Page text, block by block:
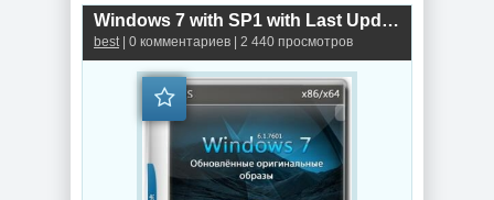
Windows 7 with SP1 with Last Updates (x86-x64)
best | 0 комментариев | 2 440 просмотров